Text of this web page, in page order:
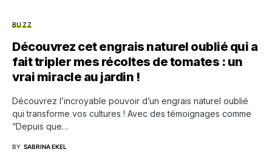
BUZZ
Découvrez cet engrais naturel oublié qui a
fait tripler mes récoltes de tomates : un
vrai miracle au jardin !
Découvrez l’incroyable pouvoir d’un engrais naturel oublié
qui transforme vos cultures ! Avec des témoignages comme
“Depuis que…
BY SABRINA EKEL